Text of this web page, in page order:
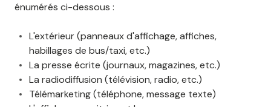
énumérés ci-dessous :
L'extérieur (panneaux d'affichage, affiches,
habillages de bus/taxi, etc.)
La presse écrite (journaux, magazines, etc.)
La radiodiffusion (télévision, radio, etc.)
Télémarketing (téléphone, message texte)